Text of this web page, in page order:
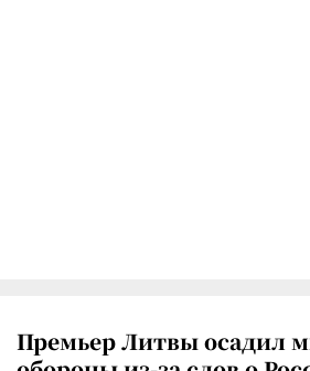
Премьер Литвы осадил